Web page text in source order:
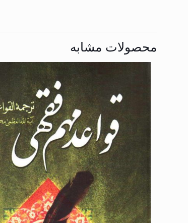
محصولات مشابه